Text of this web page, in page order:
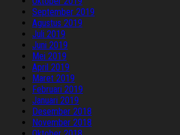
September 2019
Agustus 2019
Juli 2019
Juni 2019
Mei 2019
April 2019
Maret 2019
Februari 2019
Januari 2019
Desember 2018
November 2018